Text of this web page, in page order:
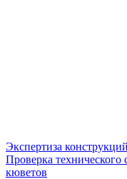
Экспертиза
Проверка технического
кюветов